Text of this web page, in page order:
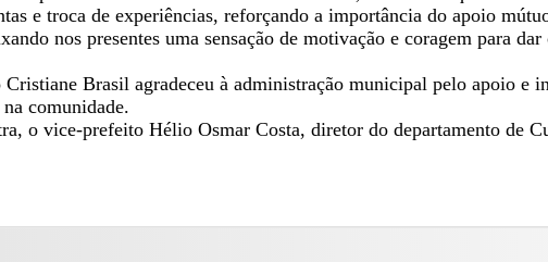
e troca de experiências, reforçando a importância do apoio
nos presentes uma sensação de motivação e coragem para
Brasil agradeceu à administração municipal pelo apoio e
comunidade.
o vice-prefeito Hélio Osmar Costa, diretor do departamento de